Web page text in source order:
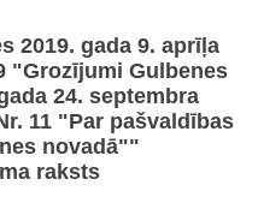
2019. gada 9. aprīļa
"Grozījumi Gulbenes
24. septembra
11 "Par pašvaldības
novadā""
raksts